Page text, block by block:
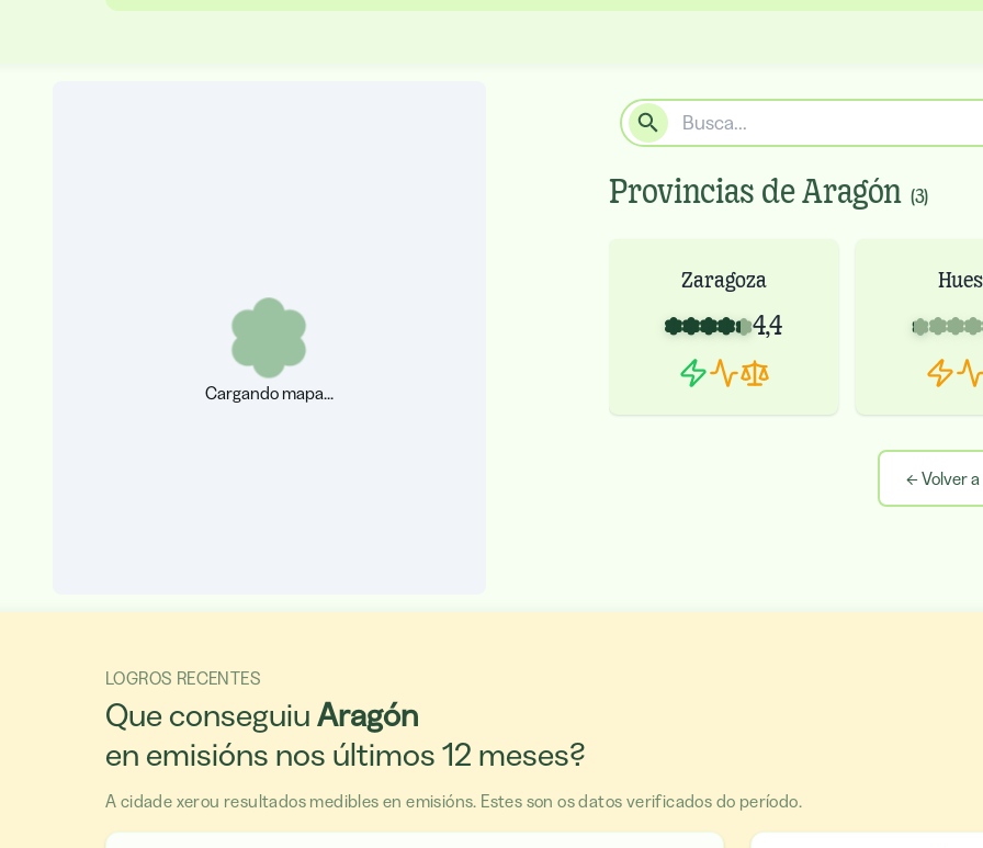
Cargando mapa...
Provincias de Aragón (3)
Zaragoza
4,4
←Volver
LOGROS RECENTES
Que conseguiuAragón
en emisións nos últimos 12 meses?
A cidade xerou resultados medibles en emisións. Estes son os datos verificados do período.